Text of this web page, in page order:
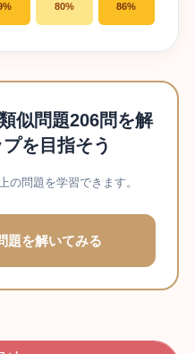
80% 86%
似問題206問を解
を目指そう
の問題を学習できます。
題を解いてみる